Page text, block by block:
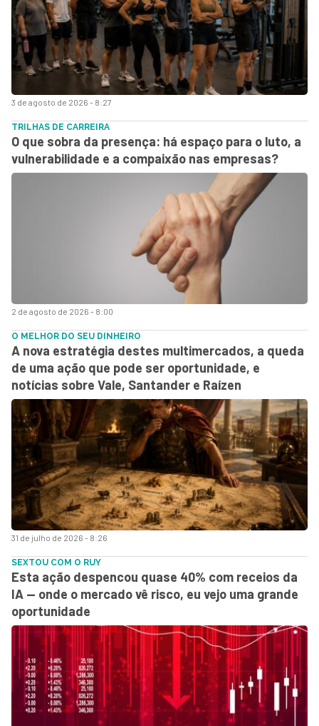
3 de agosto de 2026 - 8:27
2 de agosto de 2026 - 8:00
TRILHAS DE CARREIRA
O que sobra da presença: há espaço para o luto, a
vulnerabilidade e a compaixão nas empresas?
31 de julho de 2026 - 8:26
O MELHOR DO SEU DINHEIRO
A nova estratégia destes multimercados, a queda
de uma ação que pode ser oportunidade, e
notícias sobre Vale, Santander e Raízen
SEXTOU COM O RUY
Esta ação despencou quase 40% com receios da
IA — onde o mercado vê risco, eu vejo uma grande
oportunidade